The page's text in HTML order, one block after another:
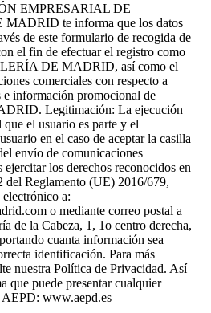
EMPRESARIAL DE
te informa que los datos
de este formulario de recogida de
el fin de efectuar el registro como
DE MADRID, así como el
comerciales con respecto a
e información promocional de
Legitimación: La ejecución
el usuario es parte y el
en el caso de aceptar la casilla
envío de comunicaciones
ejercitar los derechos reconocidos en
del Reglamento (UE) 2016/679,
a:
o mediante correo postal a
de la Cabeza, 1, 1o centro derecha,
cuanta información sea
identificación. Para más
nuestra Política de Privacidad. Así
que puede presentar cualquier
AEPD: www.aepd.es